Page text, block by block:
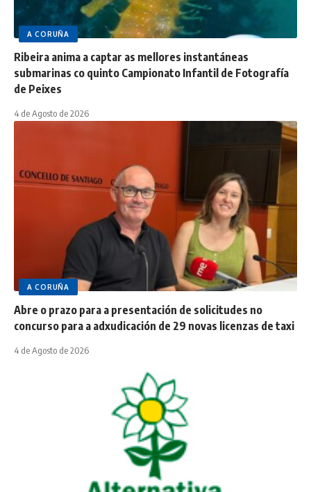
A CORUÑA
Ribeira anima a captar as mellores instantáneas
submarinas co quinto Campionato Infantil de Fotografía
de Peixes
4 de Agosto de 2026
A CORUÑA
Abre o prazo para a presentación de solicitudes no
concurso para a adxudicación de 29 novas licenzas de taxi
4 de Agosto de 2026